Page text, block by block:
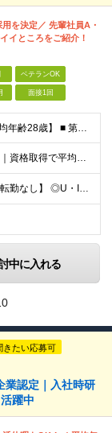
を決定／ 先輩社員A・
イところをご紹介！
ベテランOK
面接1回
【学歴不問・未経験歓迎・平均年齢28歳】 ■ 第二新卒歓迎 ■ フリーター・社会人未経験OK ＼「アイアールで人生ワンチャンつかんでほしい！」／ …こんな社長の想いから 経験よりも人柄を重視した採用
【★未経験でも月給28万円～｜資格取得で平均年収636万円★】 ■ 月給28万円～80万円+賞与年2回＋各種手当 ※月給には、固定残業代（20時間分：3万8000円～／月）を含む ※20時間を超過
【全国47都道府県で募集中｜転勤なし】 ◎U・Iターン歓迎！家具家電付き＆家賃ナシの社員寮を完備 ◎東京支店は2025年7月に移転したばかりの綺麗なオフィス 東京・横浜・大阪・名古屋・福岡など 全国
中に入れる
きたい応募可
業認定｜入社時研
躍中